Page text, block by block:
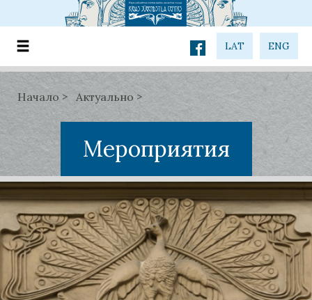
LAT ENG
Начало Актуально
Мероприятия